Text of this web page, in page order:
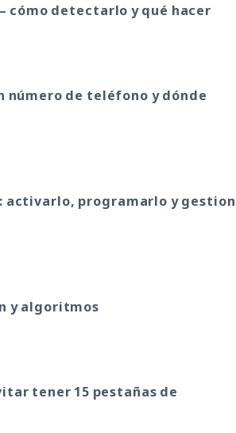
cómo detectarlo y qué hacer
número de teléfono y dónde
activarlo, programarlo y
y algoritmos
tener 15 pestañas de